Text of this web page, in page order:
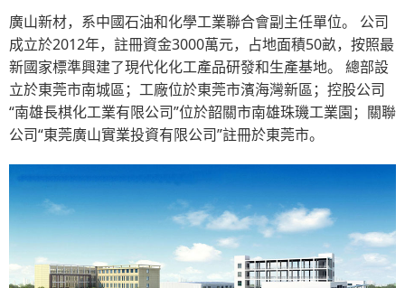
廣山新材，系中國石油和化學工業聯合會副主任單位。 公司
成立於2012年，註冊資金3000萬元，占地面積50畝，按照最
新國家標準興建了現代化化工產品研發和生產基地。 總部設
立於東莞市南城區；工廠位於東莞市濱海灣新區；控股公司
“南雄長棋化工業有限公司”位於韶關市南雄珠璣工業園；關聯
公司“東莞廣山實業投資有限公司”註冊於東莞市。